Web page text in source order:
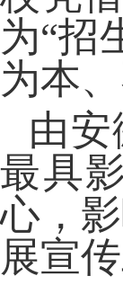
为“招
为本
由
最具
心，
展宣